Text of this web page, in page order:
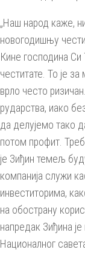
„Наш народ каже,
новогодишњу
Кине господина
честитате. То је
врло често
рударства, иако
да делујемо тако
потом профит.
је Зиђин темељ
компанија служи
инвеститорима,
на обострану
напредак Зиђина
Националног